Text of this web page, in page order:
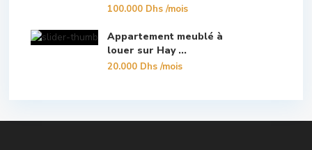
100.000 Dhs/mois
Appartement meublé à
louer sur Hay ...
20.000 Dhs/mois